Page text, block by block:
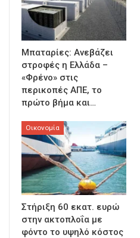
Μπαταρίες: Ανεβάζει
στροφές η Ελλάδα –
«Φρένο» στις
περικοπές ΑΠΕ, το
πρώτο βήμα και…
Οικονομία
Στήριξη 60 εκατ. ευρώ
στην ακτοπλοΐα με
φόντο το υψηλό κόστος